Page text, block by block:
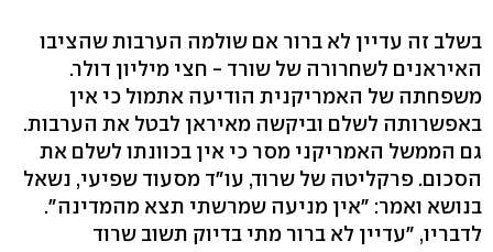
בשלב זה עדיין לא ברור אם שולמה הערבות שהציבו
האיראנים לשחרורה של שורד - חצי מיליון דולר.
משפחתה של האמריקנית הודיעה אתמול כי אין
באפשרותה לשלם וביקשה מאיראן לבטל את הערבות.
גם הממשל האמריקני מסר כי אין בכוונתו לשלם את
הסכום. פרקליטה של שרוד, עו"ד מסעוד שפיעי, נשאל
בנושא ואמר: "אין מניעה שמרשתי תצא מהמדינה".
לדבריו, "עדיין לא ברור מתי בדיוק תשוב שרוד